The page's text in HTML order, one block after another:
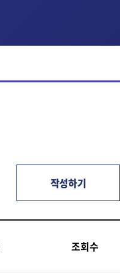
작성하기
조회수